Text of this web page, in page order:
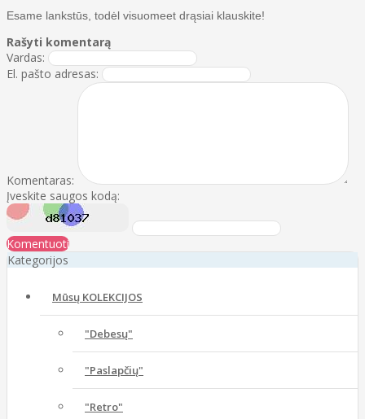
Esame lankstūs, todėl visuomeet drąsiai klauskite!
Rašyti komentarą
Vardas:
El. pašto adresas:
Komentaras:
Įveskite saugos kodą:
Komentuoti
Kategorijos
Mūsų KOLEKCIJOS
"Debesų"
"Paslapčių"
"Retro"